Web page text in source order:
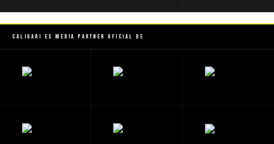
Caligari es Media Partner Oficial de